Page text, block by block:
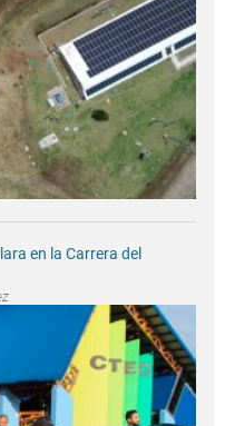
en la Carrera del